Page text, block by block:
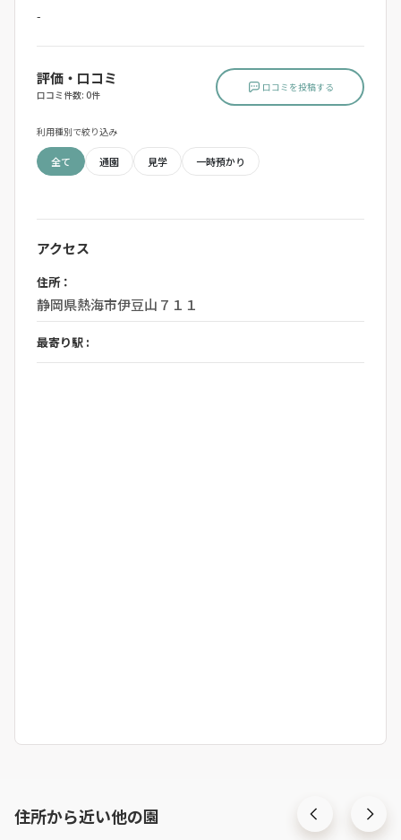
-
評価・口コミ
口コミ件数: 0件
口コミを投稿する
利用種別で絞り込み
全て 通園 見学 一時預かり
アクセス
住所：
静岡県熱海市伊豆山７１１
最寄り駅 :
住所から近い他の園